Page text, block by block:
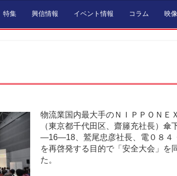
特集 興信情報 イベント情報 コラム 映像
物流業国内最大手のＮＩＰＰＯＮＥ
（東京都千代田区、齋籐充社長）傘
―16―18、鷲尾忠彦社長、電０８４
を再啓発する目的で「安全大会」を
た。